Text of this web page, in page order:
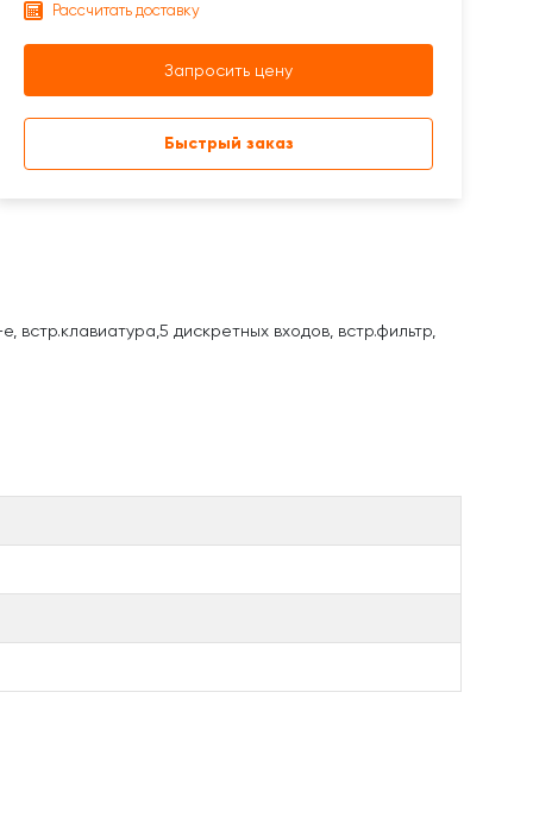
Рассчитать доставку
Запросить цену
Быстрый заказ
дискретных входов, встр.фильтр,